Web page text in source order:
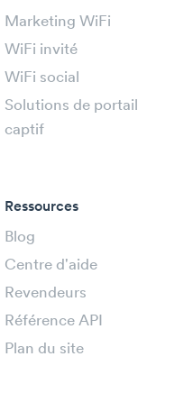
Marketing WiFi
WiFi invité
WiFi social
Solutions de portail
captif
Ressources
Blog
Centre d'aide
Revendeurs
Référence API
Plan du site